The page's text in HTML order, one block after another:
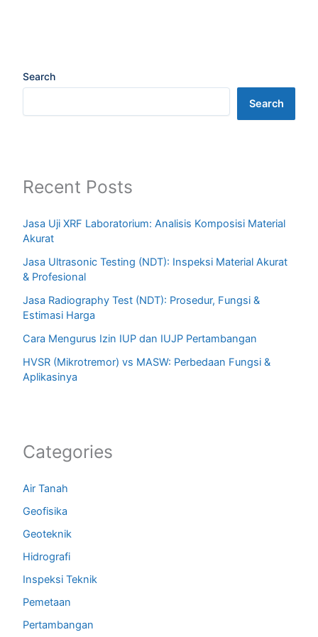
Search
Search
Recent Posts
Jasa Uji XRF Laboratorium: Analisis Komposisi Material
Akurat
Jasa Ultrasonic Testing (NDT): Inspeksi Material Akurat
& Profesional
Jasa Radiography Test (NDT): Prosedur, Fungsi &
Estimasi Harga
Cara Mengurus Izin IUP dan IUJP Pertambangan
HVSR (Mikrotremor) vs MASW: Perbedaan Fungsi &
Aplikasinya
Categories
Air Tanah
Geofisika
Geoteknik
Hidrografi
Inspeksi Teknik
Pemetaan
Pertambangan